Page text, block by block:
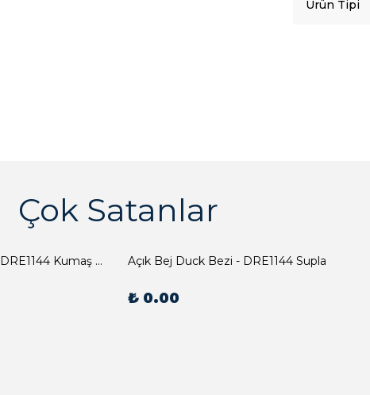
Ürün Tipi
Çok Satanlar
Açık Bej Duck Bezi - DRE1144 Kumaş Peçete Açık Bej Duck Bezi - DRE1144 Supla
₺ 0.00